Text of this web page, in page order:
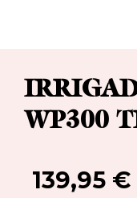
WP300
139,95 €